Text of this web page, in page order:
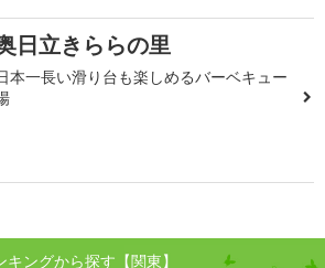
日立きららの里
本一長い滑り台も楽しめるバーベキュー
ングから探す【関東】